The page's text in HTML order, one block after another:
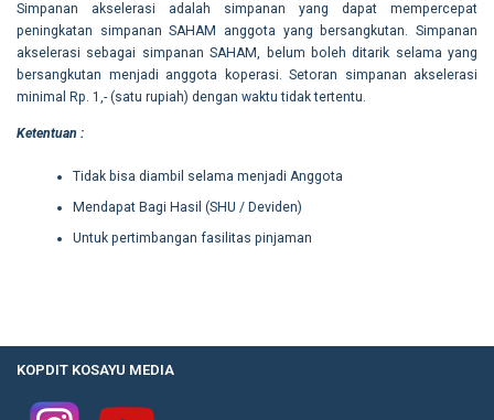
Simpanan akselerasi adalah simpanan yang dapat mempercepat
peningkatan simpanan SAHAM anggota yang bersangkutan. Simpanan
akselerasi sebagai simpanan SAHAM, belum boleh ditarik selama yang
bersangkutan menjadi anggota koperasi. Setoran simpanan akselerasi
minimal Rp. 1,- (satu rupiah) dengan waktu tidak tertentu.
Ketentuan :
Tidak bisa diambil selama menjadi Anggota
Mendapat Bagi Hasil (SHU / Deviden)
Untuk pertimbangan fasilitas pinjaman
KOPDIT KOSAYU MEDIA